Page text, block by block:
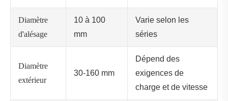
Diamètre
d'alésage
10 à 100
mm
Varie selon les
séries
Diamètre
extérieur
30-160 mm
Dépend des
exigences de
charge et de vitesse